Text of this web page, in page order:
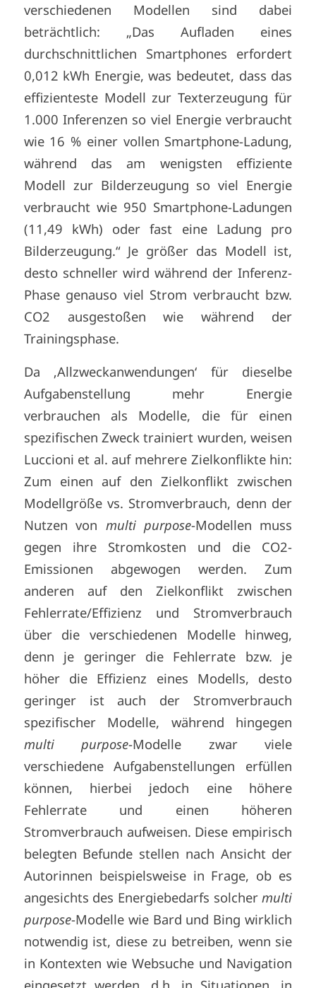
verschiedenen Modellen sind dabei
beträchtlich: „Das Aufladen eines
durchschnittlichen Smartphones erfordert
0,012 kWh Energie, was bedeutet, dass das
effizienteste Modell zur Texterzeugung für
1.000 Inferenzen so viel Energie verbraucht
wie 16 % einer vollen Smartphone-Ladung,
während das am wenigsten effiziente
Modell zur Bilderzeugung so viel Energie
verbraucht wie 950 Smartphone-Ladungen
(11,49 kWh) oder fast eine Ladung pro
Bilderzeugung.“ Je größer das Modell ist,
desto schneller wird während der Inferenz-
Phase genauso viel Strom verbraucht bzw.
CO2 ausgestoßen wie während der
Trainingsphase.
Da ‚Allzweckanwendungen‘ für dieselbe
Aufgabenstellung mehr Energie
verbrauchen als Modelle, die für einen
spezifischen Zweck trainiert wurden, weisen
Luccioni et al. auf mehrere Zielkonflikte hin:
Zum einen auf den Zielkonflikt zwischen
Modellgröße vs. Stromverbrauch, denn der
Nutzen von multi purpose-Modellen muss
gegen ihre Stromkosten und die CO2-
Emissionen abgewogen werden. Zum
anderen auf den Zielkonflikt zwischen
Fehlerrate/Effizienz und Stromverbrauch
über die verschiedenen Modelle hinweg,
denn je geringer die Fehlerrate bzw. je
höher die Effizienz eines Modells, desto
geringer ist auch der Stromverbrauch
spezifischer Modelle, während hingegen
multi purpose-Modelle zwar viele
verschiedene Aufgabenstellungen erfüllen
können, hierbei jedoch eine höhere
Fehlerrate und einen höheren
Stromverbrauch aufweisen. Diese empirisch
belegten Befunde stellen nach Ansicht der
Autorinnen beispielsweise in Frage, ob es
angesichts des Energiebedarfs solchermulti
purpose-Modelle wie Bard und Bing wirklich
notwendig ist, diese zu betreiben, wenn sie
in Kontexten wie Websuche und Navigation